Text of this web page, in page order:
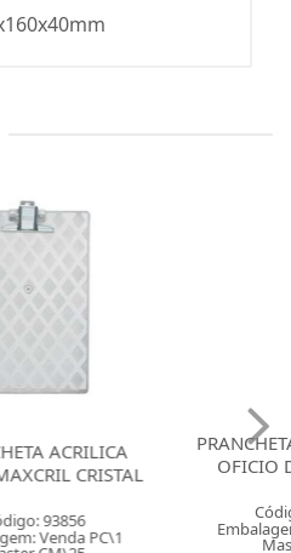
PRANCHETA ACRILICA 1/2
OFICIO DELLO FUME
Embalagem: Venda PC\1
Master PC\1